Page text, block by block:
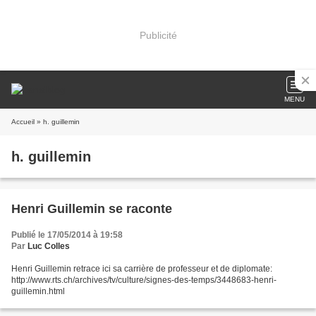
Publicité
MENU
Accueil » h. guillemin
h. guillemin
Henri Guillemin se raconte
Publié le 17/05/2014 à 19:58
Par Luc Colles
Henri Guillemin retrace ici sa carrière de professeur et de diplomate:
http://www.rts.ch/archives/tv/culture/signes-des-temps/3448683-henri-
guillemin.html